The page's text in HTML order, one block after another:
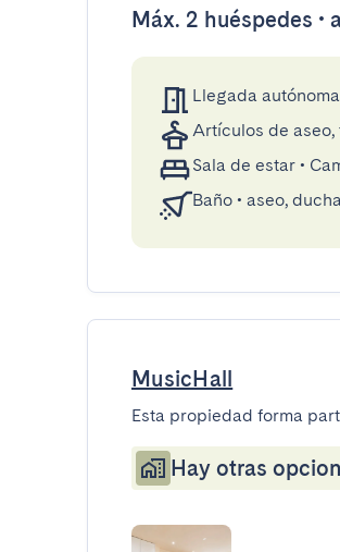
Máx. 2 huéspedes •
Llegada autónoma
Artículos de
Sala de estar •
Baño • aseo, ducha
MusicHall
Esta propiedad forma
Hay otras